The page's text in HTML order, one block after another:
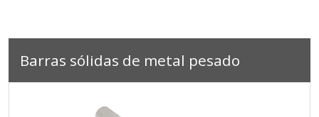
Barras sólidas de metal pesado